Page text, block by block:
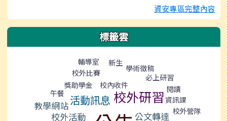
資安專區完整內容
標籤雲
輔導室
新生
校外比賽
學術徵稿
午餐
獎助學金 校內收件
必上研習
活動訊息 校外研習 閱讀
教學網站 資訊課
校外活動 公文轉達 校外營隊